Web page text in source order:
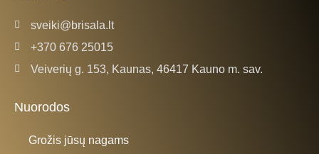
sveiki@brisala.lt
+370 676 25015
Veiverių g. 153, Kaunas, 46417 Kauno m. sav.
Nuorodos
Grožis jūsų nagams